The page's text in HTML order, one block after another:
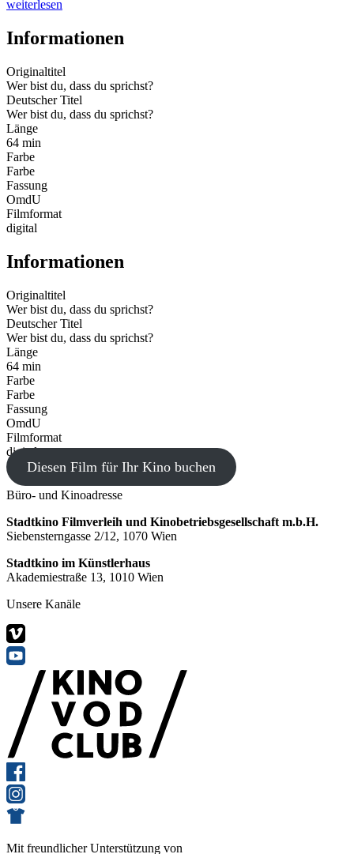
weiterlesen
Informationen
Originaltitel
Wer bist du, dass du sprichst?
Deutscher Titel
Wer bist du, dass du sprichst?
Länge
64 min
Farbe
Farbe
Fassung
OmdU
Filmformat
digital
Informationen
Originaltitel
Wer bist du, dass du sprichst?
Deutscher Titel
Wer bist du, dass du sprichst?
Länge
64 min
Farbe
Farbe
Fassung
OmdU
Filmformat
digital
Diesen Film für Ihr Kino buchen
Büro- und Kinoadresse
Stadtkino Filmverleih und Kinobetriebsgesellschaft m.b.H.
Siebensterngasse 2/12, 1070 Wien
Stadtkino im Künstlerhaus
Akademiestraße 13, 1010 Wien
Unsere Kanäle
Mit freundlicher Unterstützung von